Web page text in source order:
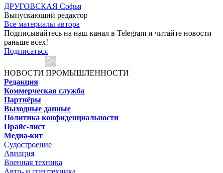
ДРУГОВСКАЯ Софья
Выпускающий редактор
Все материалы автора
Подписывайтесь на наш канал в Telegram и читайте новости
раньше всех!
Подписаться
НОВОСТИ ПРОМЫШЛЕННОСТИ
Редакция
Коммерческая служба
Партнёры
Выходные данные
Политика конфиденциальности
Прайс-лист
Медиа-кит
Судостроение
Авиация
Военная техника
Авто- и спецтехника